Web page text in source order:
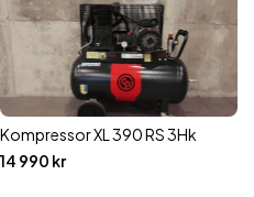
Kompressor XL 390 RS 3Hk
14 990 kr